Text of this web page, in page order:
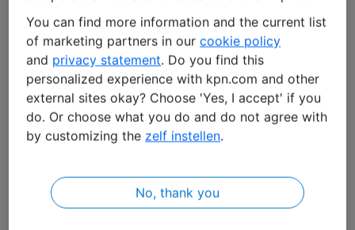
Rotterdam. « Dans le port hybride de demain, les drones
joueront un rôle important dans le transport aux côtés
des navires, trains et camions. Avec nos partenaires,
nous explorons toutes les applications possibles et
alignons progressivement notre espace aérien et nos
procédures sur cette vision. »
Vols BVLOS (Beyond Visual Line Of Sight)
commandés par un pilote au sol qui conservait un
contact visuel avec les drones pendant toute la durée
You can find more information and the current list
of marketing partners in our cookie policy
and privacy statement. Do you find this
personalized experience with kpn.com and other
external sites okay? Choose 'Yes, I accept' if you
do. Or choose what you do and do not agree with
by customizing the zelf instellen.
No, thank you